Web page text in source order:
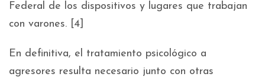
Federal de los dispositivos y lugares que trabajan
con varones. [4]
En definitiva, el tratamiento psicológico a
agresores resulta necesario junto con otras